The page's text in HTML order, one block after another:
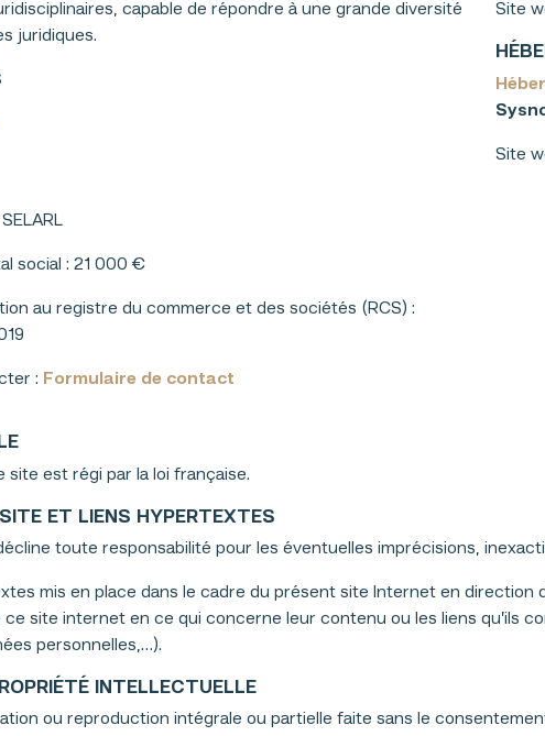
capable de répondre à une grande diversité
juridiques.
SELARL
social : 21 000 €
au registre du commerce et des sociétés (RCS) :
: Formulaire de contact
Site
Site
site est régi par la loi française.
ET LIENS HYPERTEXTES
toute responsabilité pour les éventuelles imprécisions,
mis en place dans le cadre du présent site Internet en
site internet en ce qui concerne leur contenu ou les liens qu’ils
personnelles,…).
INTELLECTUELLE
ou reproduction intégrale ou partielle faite sans le